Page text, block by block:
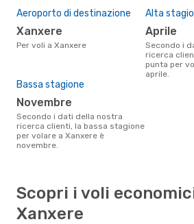
Aeroporto di destinazione
Xanxere
Per voli a Xanxere
Alta
aprile
Secondo i dati della nostra
ricerca
punta per
aprile.
Bassa stagione
novembre
Secondo i dati della nostra
ricerca clienti, la bassa stagione
per volare a Xanxere è
novembre.
Scopri i voli
Xanxere